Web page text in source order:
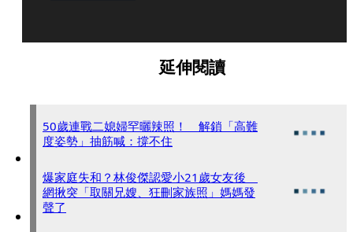
延伸閱讀
50歲連戰二媳婦罕曬辣照！ 解鎖「高難
度姿勢」抽筋喊：撐不住
爆家庭失和？林俊傑認愛小21歲女友後
網揪突「取關兄嫂、狂刪家族照」媽媽發
聲了